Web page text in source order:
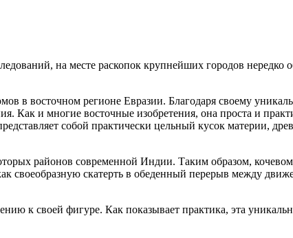
на месте раскопок крупнейших городов нередко
в восточном регионе Евразии. Благодаря своему
Как и многие восточные изобретения, она проста и
собой практически цельный кусок материи,
районов современной Индии. Таким образом,
своеобразную скатерть в обеденный перерыв между
к своей фигуре. Как показывает практика, эта